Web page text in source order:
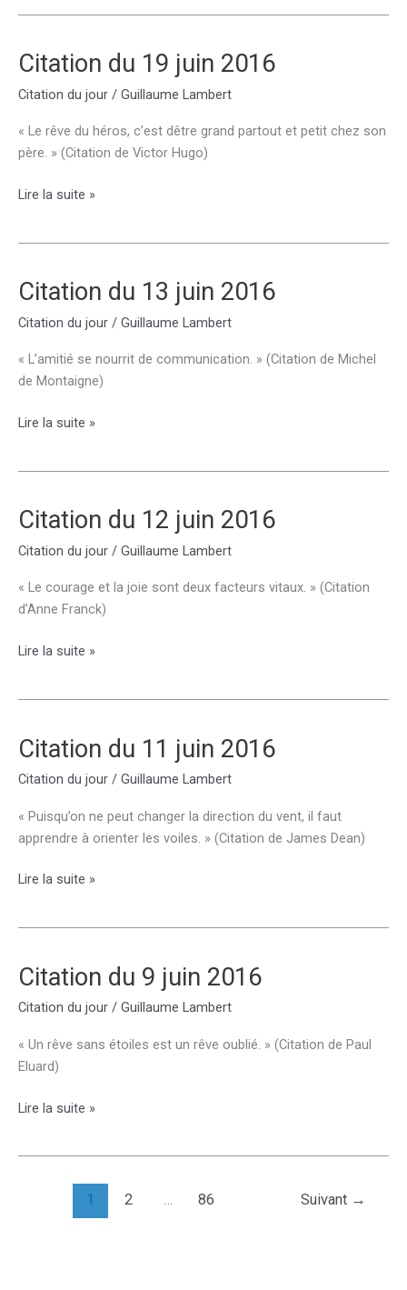
du
19
septembre
Citation du 19 juin 2016
Citation du jour / Guillaume Lambert
« Le rêve du héros, c’est dêtre grand partout et petit chez son
père. » (Citation de Victor Hugo)
Citation
2016
Lire la suite »
Citation du 13 juin 2016
Citation du jour / Guillaume Lambert
« L’amitié se nourrit de communication. » (Citation de Michel
de Montaigne)
Citation
2016
Lire la suite »
Citation du 12 juin 2016
Citation du jour / Guillaume Lambert
« Le courage et la joie sont deux facteurs vitaux. » (Citation
d’Anne Franck)
Citation
2016
Lire la suite »
Citation du 11 juin 2016
Citation du jour / Guillaume Lambert
« Puisqu’on ne peut changer la direction du vent, il faut
apprendre à orienter les voiles. » (Citation de James Dean)
Citation
2016
Lire la suite »
Citation du 9 juin 2016
Citation du jour / Guillaume Lambert
« Un rêve sans étoiles est un rêve oublié. » (Citation de Paul
Eluard)
Citation
Lire la suite »
1 2 86 Suivant →